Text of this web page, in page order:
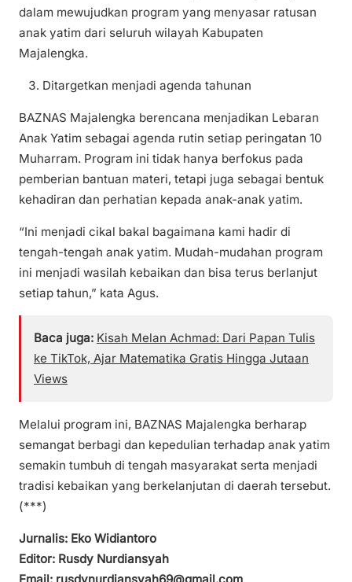
dalam mewujudkan program yang menyasar ratusan
anak yatim dari seluruh wilayah Kabupaten
Majalengka.
Ditargetkan menjadi agenda tahunan
BAZNAS Majalengka berencana menjadikan Lebaran
Anak Yatim sebagai agenda rutin setiap peringatan 10
Muharram. Program ini tidak hanya berfokus pada
pemberian bantuan materi, tetapi juga sebagai bentuk
kehadiran dan perhatian kepada anak-anak yatim.
“Ini menjadi cikal bakal bagaimana kami hadir di
tengah-tengah anak yatim. Mudah-mudahan program
ini menjadi wasilah kebaikan dan bisa terus berlanjut
setiap tahun,” kata Agus.
Baca juga: Kisah Melan Achmad: Dari Papan Tulis
ke TikTok, Ajar Matematika Gratis Hingga Jutaan
Views
Melalui program ini, BAZNAS Majalengka berharap
semangat berbagi dan kepedulian terhadap anak yatim
semakin tumbuh di tengah masyarakat serta menjadi
tradisi kebaikan yang berkelanjutan di daerah tersebut.
(***)
Jurnalis: Eko Widiantoro
Editor: Rusdy Nurdiansyah